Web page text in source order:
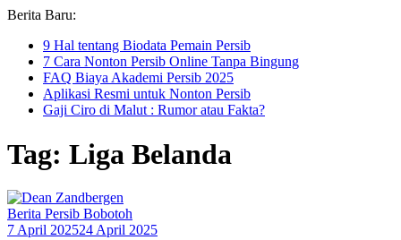
Berita Baru:
9 Hal tentang Biodata Pemain Persib
7 Cara Nonton Persib Online Tanpa Bingung
FAQ Biaya Akademi Persib 2025
Aplikasi Resmi untuk Nonton Persib
Gaji Ciro di Malut : Rumor atau Fakta?
Tag: Liga Belanda
Berita Persib Bobotoh
7 April 202524 April 2025